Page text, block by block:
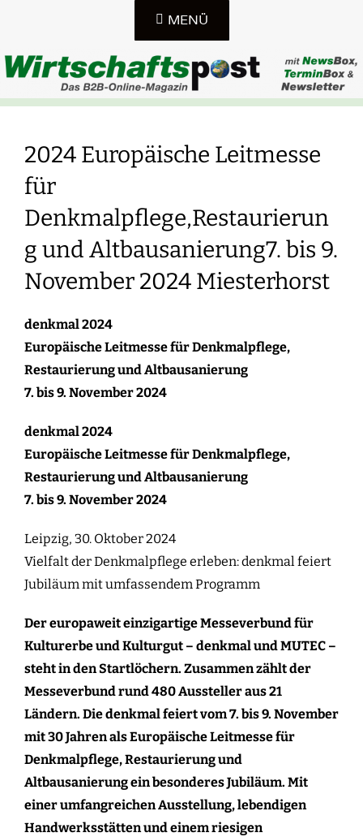
springen
MENÜ
WIRTSCHAFTSPOST-
ONLINE
2024 Europäische Leitmesse
für
Denkmalpflege,Restaurierun
g und Altbausanierung7. bis 9.
November 2024 Miesterhorst
denkmal 2024
Europäische Leitmesse für Denkmalpflege,
Restaurierung und Altbausanierung
7. bis 9. November 2024
denkmal 2024
Europäische Leitmesse für Denkmalpflege,
Restaurierung und Altbausanierung
7. bis 9. November 2024
Leipzig, 30. Oktober 2024
Vielfalt der Denkmalpflege erleben: denkmal feiert
Jubiläum mit umfassendem Programm
Der europaweit einzigartige Messeverbund für
Kulturerbe und Kulturgut – denkmal und MUTEC –
steht in den Startlöchern. Zusammen zählt der
Messeverbund rund 480 Aussteller aus 21
Ländern. Die denkmal feiert vom 7. bis 9. November
mit 30 Jahren als Europäische Leitmesse für
Denkmalpflege, Restaurierung und
Altbausanierung ein besonderes Jubiläum. Mit
einer umfangreichen Ausstellung, lebendigen
Handwerksstätten und einem riesigen